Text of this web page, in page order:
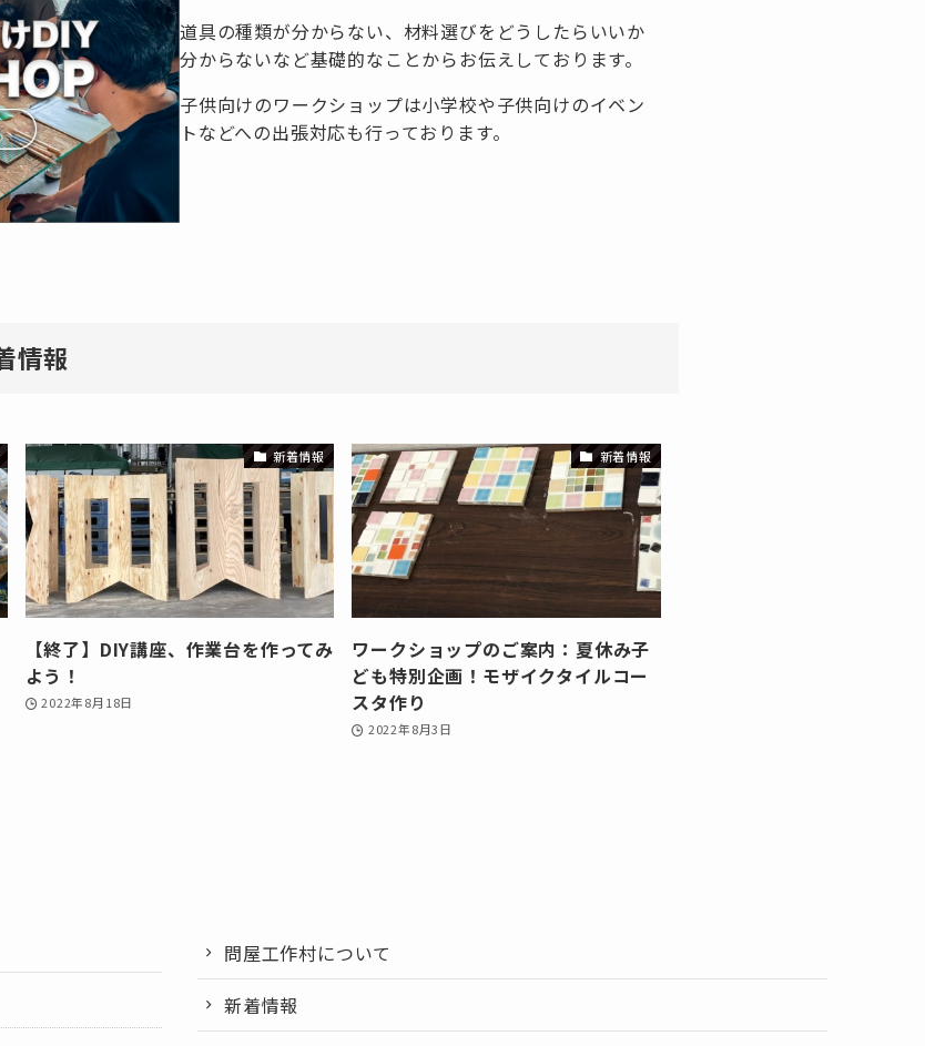
道具の種類が分からない、材料選びをどうしたらいいか
分からないなど基礎的なことからお伝えしております。
子供向けのワークショップは小学校や子供向けのイベン
トなどへの出張対応も行っております。
情報
新着情報
【終了】DIY講座、作業台を作ってみ
よう！
2022年8月18日
新着情報
ワークショップのご案内：夏休み子
ども特別企画！モザイクタイルコー
スタ作り
2022年8月3日
問屋工作村について
新着情報